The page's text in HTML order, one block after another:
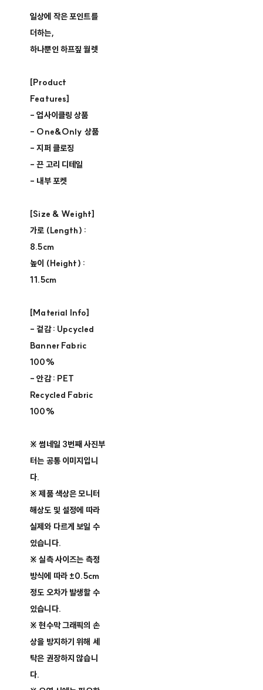
일상에 작은 포인트를
더하는,
하나뿐인 하프짚 월렛
[Product
Features]
- 업사이클링 상품 ​
- One&Only 상품 ​
- 지퍼 클로징​
- 끈 고리 디테일
- 내부 포켓
[Size & Weight]
가로 (Length) :
8.5cm
높이 (Height) :
11.5cm
[Material Info]
- 겉감 : Upcycled
Banner Fabric
100%
- 안감 : PET
Recycled Fabric
100%
※ 썸네일 3번째 사진부
터는 공통 이미지입니
다.
※ 제품 색상은 모니터
해상도 및 설정에 따라
실제와 다르게 보일 수
있습니다.
※ 실측 사이즈는 측정
방식에 따라 ±0.5cm
정도 오차가 발생할 수
있습니다.
※ 현수막 그래픽의 손
상을 방지하기 위해 세
탁은 권장하지 않습니
다.